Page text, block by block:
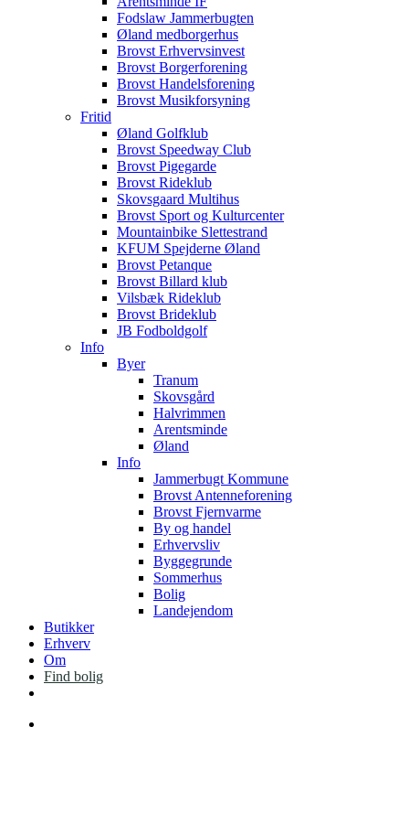
Fodslaw Jammerbugten
Øland medborgerhus
Brovst Erhvervsinvest
Brovst Borgerforening
Brovst Handelsforening
Brovst Musikforsyning
Fritid
Øland Golfklub
Brovst Speedway Club
Brovst Pigegarde
Brovst Rideklub
Skovsgaard Multihus
Brovst Sport og Kulturcenter
Mountainbike Slettestrand
KFUM Spejderne Øland
Brovst Petanque
Brovst Billard klub
Vilsbæk Rideklub
Brovst Brideklub
JB Fodboldgolf
Info
Byer
Tranum
Skovsgård
Halvrimmen
Arentsminde
Øland
Info
Jammerbugt Kommune
Brovst Antenneforening
Brovst Fjernvarme
By og handel
Erhvervsliv
Byggegrunde
Sommerhus
Bolig
Landejendom
Butikker
Erhverv
Om
Find bolig